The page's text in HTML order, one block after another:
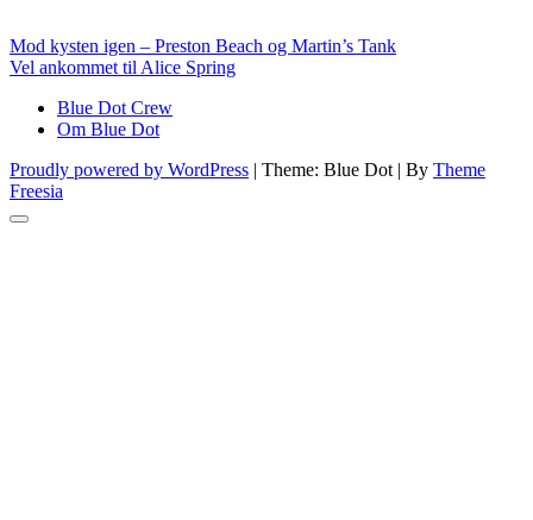
Indlægsnavigation
Mod kysten igen – Preston Beach og Martin’s Tank
Vel ankommet til Alice Spring
Blue Dot Crew
Om Blue Dot
Proudly powered by WordPress | Theme: Blue Dot | By Theme
Freesia